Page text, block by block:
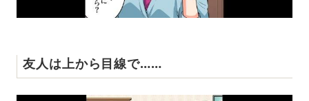
友人は上から目線で……